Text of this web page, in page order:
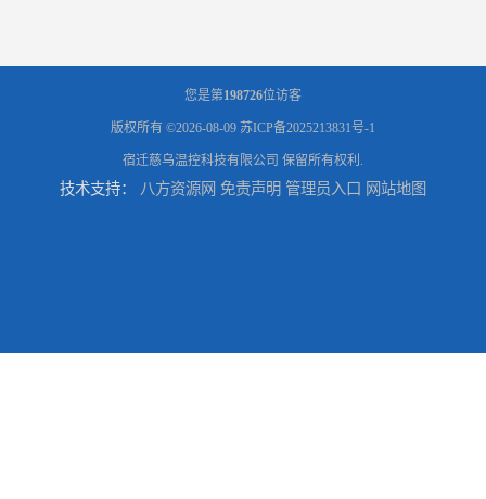
您是第198726位访客
版权所有 ©2026-08-09 苏ICP备2025213831号-1
宿迁慈乌温控科技有限公司 保留所有权利.
技术支持： 八方资源网 免责声明 管理员入口 网站地图